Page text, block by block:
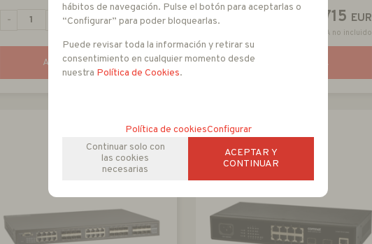
675 EUR
-
AÑADIR A CESTA
1.715 EUR
IVA no incluido
-
AÑADIR A CESTA
hábitos de navegación. Pulse el botón para aceptarlas o
“Configurar” para poder bloquearlas.
Puede revisar toda la información y retirar su
consentimiento en cualquier momento desde
nuestra Política de Cookies.
Política de cookiesConfigurar
Continuar solo con
las cookies
necesarias
ACEPTAR Y
CONTINUAR